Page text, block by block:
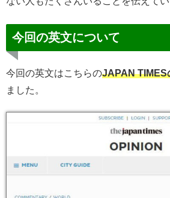
今回の英文について
今回の英文はこちらのJAPAN TIMES
ました。